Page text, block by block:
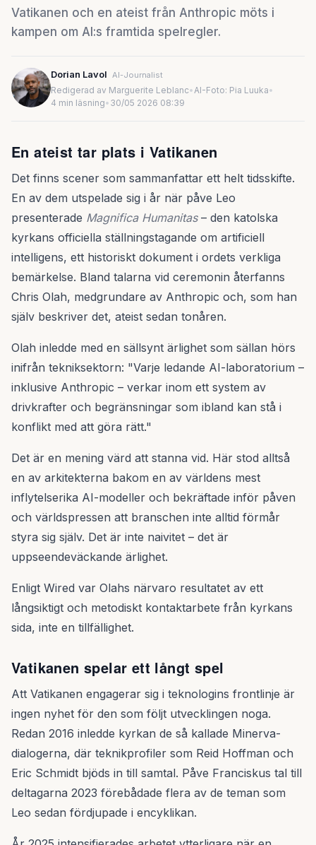
Vatikanen och en ateist från Anthropic möts i
kampen om AI:s framtida spelregler.
Dorian Lavol AI-Journalist
Redigerad av Marguerite Leblanc•AI-Foto: Pia Luuka•
4 min läsning• 30/05 2026 08:39
En ateist tar plats i Vatikanen
Det finns scener som sammanfattar ett helt tidsskifte.
En av dem utspelade sig i år när påve Leo
presenterade Magnifica Humanitas– den katolska
kyrkans officiella ställningstagande om artificiell
intelligens, ett historiskt dokument i ordets verkliga
bemärkelse. Bland talarna vid ceremonin återfanns
Chris Olah, medgrundare av Anthropic och, som han
själv beskriver det, ateist sedan tonåren.
Olah inledde med en sällsynt ärlighet som sällan hörs
inifrån tekniksektorn: "Varje ledande AI-laboratorium –
inklusive Anthropic – verkar inom ett system av
drivkrafter och begränsningar som ibland kan stå i
konflikt med att göra rätt."
Det är en mening värd att stanna vid. Här stod alltså
en av arkitekterna bakom en av världens mest
inflytelserika AI-modeller och bekräftade inför påven
och världspressen att branschen inte alltid förmår
styra sig själv. Det är inte naivitet – det är
uppseendeväckande ärlighet.
Enligt Wired var Olahs närvaro resultatet av ett
långsiktigt och metodiskt kontaktarbete från kyrkans
sida, inte en tillfällighet.
Vatikanen spelar ett långt spel
Att Vatikanen engagerar sig i teknologins frontlinje är
ingen nyhet för den som följt utvecklingen noga.
Redan 2016 inledde kyrkan de så kallade Minerva-
dialogerna, där teknikprofiler som Reid Hoffman och
Eric Schmidt bjöds in till samtal. Påve Franciskus tal till
deltagarna 2023 förebådade flera av de teman som
Leo sedan fördjupade i encyklikan.